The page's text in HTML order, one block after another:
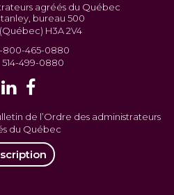
agréés du Québec
bureau 500
H3A 2V4
800-465-0880
514-499-0880
de l’Ordre des administrateurs
du Québec